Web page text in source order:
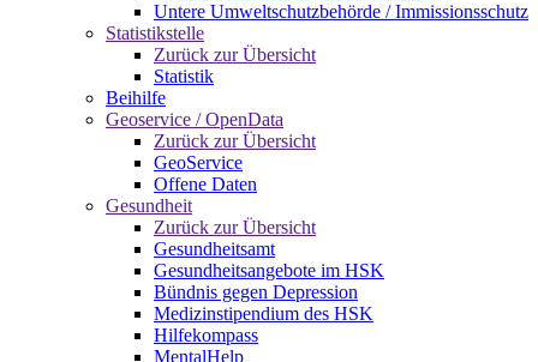
Untere Umweltschutzbehörde / Immissionsschutz
Statistikstelle
Zurück zur Übersicht
Statistik
Beihilfe
Geoservice / OpenData
Zurück zur Übersicht
GeoService
Offene Daten
Gesundheit
Zurück zur Übersicht
Gesundheitsamt
Gesundheitsangebote im HSK
Bündnis gegen Depression
Medizinstipendium des HSK
Hilfekompass
MentalHelp